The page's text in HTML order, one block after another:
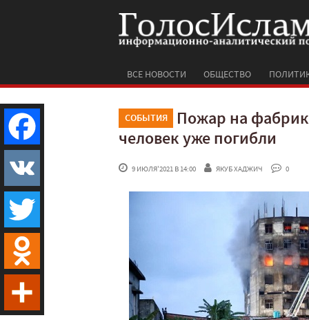
ВСЕ НОВОСТИ ОБЩЕСТВО
СОБЫТИЯ
Пожар на
человек уже погибли
9 ИЮЛЯ'2021 В 14:00 ЯКУБ ХАДЖИЧ 0
Facebook
VK
Twitter
Odnoklassniki